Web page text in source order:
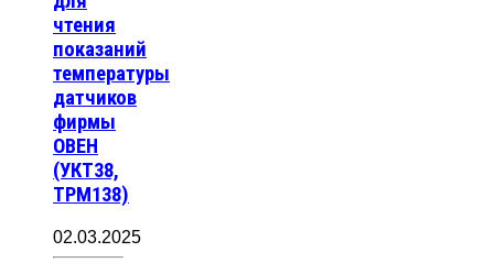
чтения
показаний
температуры
датчиков
фирмы
ОВЕН
(УКТ38,
ТРМ138)
02.03.2025